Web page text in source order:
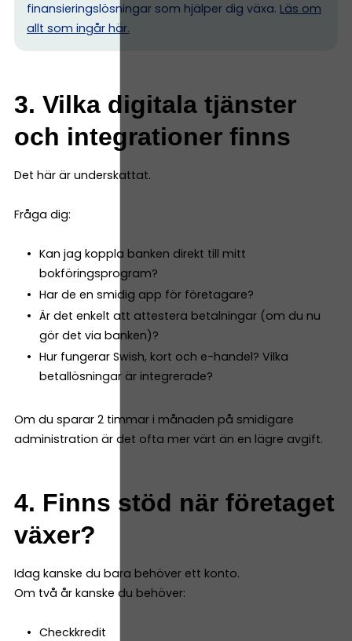
finansieringslösningar som hjälper dig växa. Läs om
allt som ingår här.
3. Vilka digitala tjänster
och integrationer finns
Det här är underskattat.
Fråga dig:
Kan jag koppla banken direkt till mitt
bokföringsprogram?
Har de en smidig app för företagare?
Är det enkelt att attestera betalningar (om du nu
gör det via banken)?
Hur fungerar Swish, kort och e-handel? Vilka
betallösningar är integrerade?
Om du sparar 2 timmar i månaden på smidigare
administration är det ofta mer värt än en lägre avgift.
4. Finns stöd när företaget
växer?
Idag kanske du bara behöver ett konto.
Om två år kanske du behöver:
Checkkredit